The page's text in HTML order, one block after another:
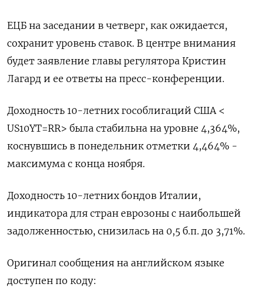
ЕЦБ на заседании в четверг, как ожидается,
сохранит уровень ставок. В центре внимания
будет заявление главы регулятора Кристин
Лагард и ее ответы на пресс-конференции.
Доходность 10-летних гособлигаций США <
US10YT=RR> была стабильна на уровне 4,364%,
коснувшись в понедельник отметки 4,464% -
максимума с конца ноября.
Доходность 10-летних бондов Италии,
индикатора для стран еврозоны с наибольшей
задолженностью, снизилась на 0,5 б.п. до 3,71%.
Оригинал сообщения на английском языке
доступен по коду: